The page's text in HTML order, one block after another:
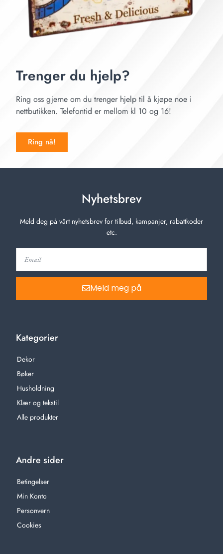
Trenger du hjelp?
Ring oss gjerne om du trenger hjelp til å kjøpe noe i
nettbutikken. Telefontid er mellom kl 10 og 16!
Ring nå!
Nyhetsbrev
Meld deg på vårt nyhetsbrev for tilbud, kampanjer, rabattkoder
etc.
Meld meg på
Kategorier
Dekor
Bøker
Husholdning
Klær og tekstil
Alle produkter
Andre sider
Betingelser
Min Konto
Personvern
Cookies